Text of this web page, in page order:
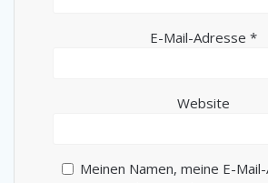
E-Mail-Adresse *
Website
Meinen Namen, meine E-